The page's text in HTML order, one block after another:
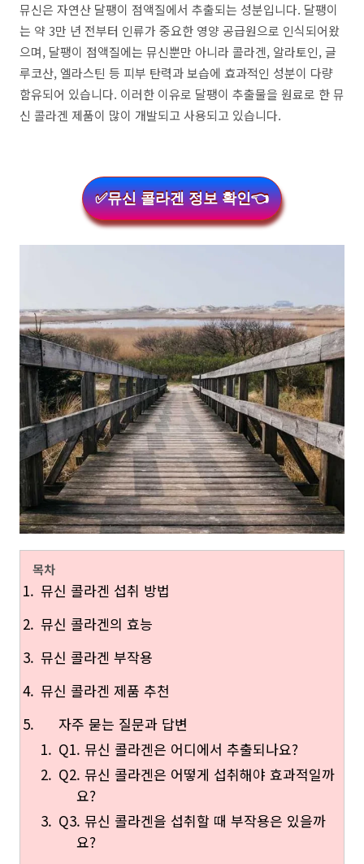
뮤신은 자연산 달팽이 점액질에서 추출되는 성분입니다. 달팽이
는 약 3만 년 전부터 인류가 중요한 영양 공급원으로 인식되어왔
으며, 달팽이 점액질에는 뮤신뿐만 아니라 콜라겐, 알라토인, 글
루코산, 엘라스틴 등 피부 탄력과 보습에 효과적인 성분이 다량
함유되어 있습니다. 이러한 이유로 달팽이 추출물을 원료로 한 뮤
신 콜라겐 제품이 많이 개발되고 사용되고 있습니다.
✅뮤신 콜라겐 정보 확인👈
목차
뮤신 콜라겐 섭취 방법
뮤신 콜라겐의 효능
뮤신 콜라겐 부작용
뮤신 콜라겐 제품 추천
자주 묻는 질문과 답변
Q1. 뮤신 콜라겐은 어디에서 추출되나요?
Q2. 뮤신 콜라겐은 어떻게 섭취해야 효과적일까
요?
Q3. 뮤신 콜라겐을 섭취할 때 부작용은 있을까
요?